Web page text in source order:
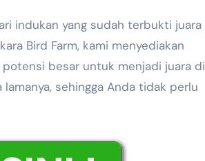
Bird Farm, kami menyediakan
besar untuk menjadi juara di
sehingga Anda tidak perlu